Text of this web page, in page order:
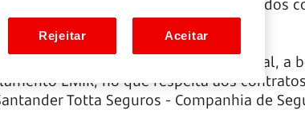
de uma contraparte central, celebrados
foi autorizado pelo Banco de Portugal, a
EMIR, no que respeita aos
Totta Seguros - Companhia de
Rejeitar Aceitar